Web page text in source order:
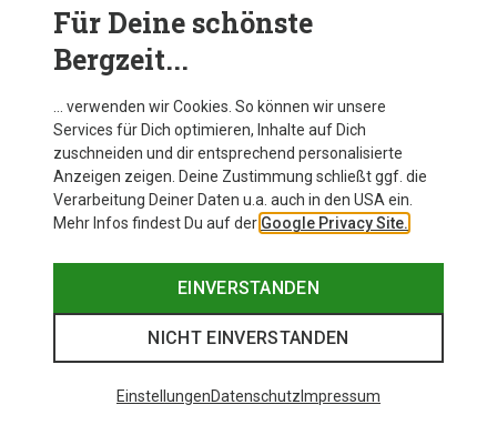
Damen Ride Light L/S FZ Trikot
139,95 €
S M L
Für Deine schönste
Bergzeit...
… verwenden wir Cookies. So können wir unsere
Services für Dich optimieren, Inhalte auf Dich
zuschneiden und dir entsprechend personalisierte
Anzeigen zeigen. Deine Zustimmung schließt ggf. die
Verarbeitung Deiner Daten u.a. auch in den USA ein.
Mehr Infos findest Du auf der Google Privacy Site.
EINVERSTANDEN
NICHT EINVERSTANDEN
EinstellungenDatenschutz Impressum